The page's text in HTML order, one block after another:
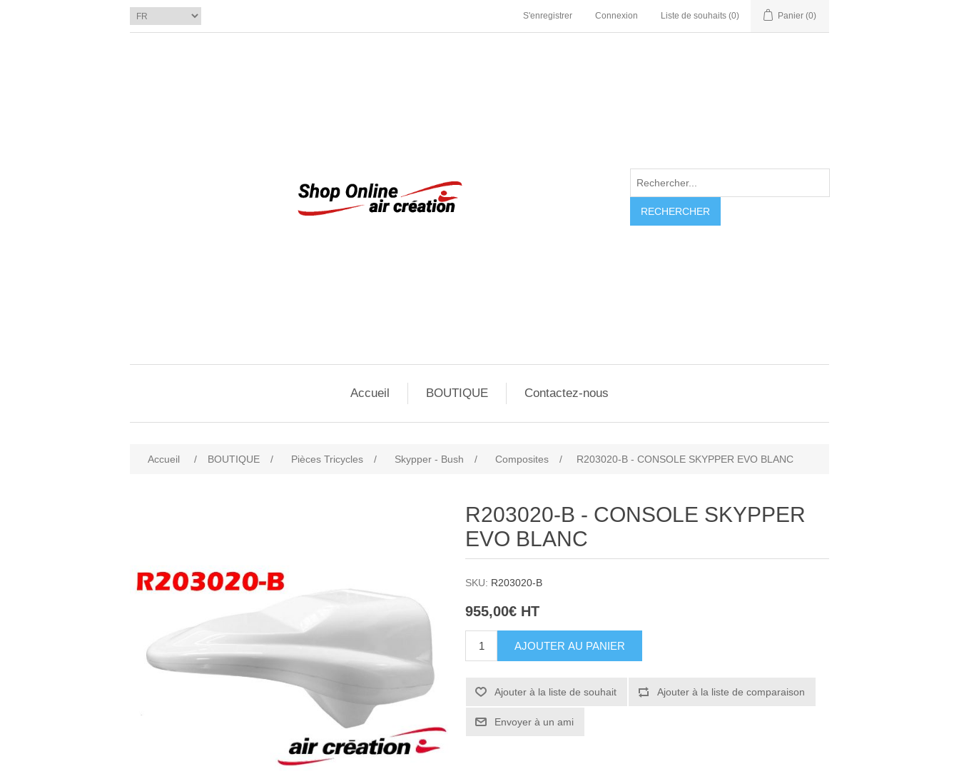
S'enregistrer Connexion Liste de souhaits (0) Panier (0)
RECHERCHER
Accueil BOUTIQUE Contactez-nous
Accueil / BOUTIQUE / Pièces Tricycles / Skypper - Bush / Composites / R203020-B - CONSOLE SKYPPER EVO BLANC
R203020-B - CONSOLE SKYPPER
EVO BLANC
SKU: R203020-B
955,00€ HT
AJOUTER AU PANIER
Ajouter à la liste de souhait Ajouter à la liste de comparaison
Envoyer à un ami